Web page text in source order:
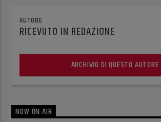
AUTORE
RICEVUTO IN REDAZIONE
ARCHIVIO DI QUESTO AUTORE
NOW ON AIR